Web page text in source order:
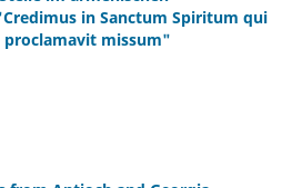
in Sanctum Spiritum qui
proclamavit missum"